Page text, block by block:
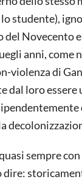
studente),
del Novecento
anni, come
violenza di
dal loro essere
sempre